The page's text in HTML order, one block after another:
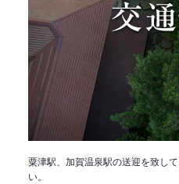
粟津駅、加賀温泉駅の送迎を致し
い。